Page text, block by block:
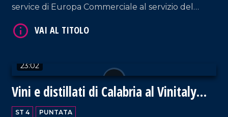
service di Europa Commerciale al servizio del
23:02
Vini e distillati di Calabria al Vinitaly
2024
ST 4 PUNTATA
VAI AL TITOLO